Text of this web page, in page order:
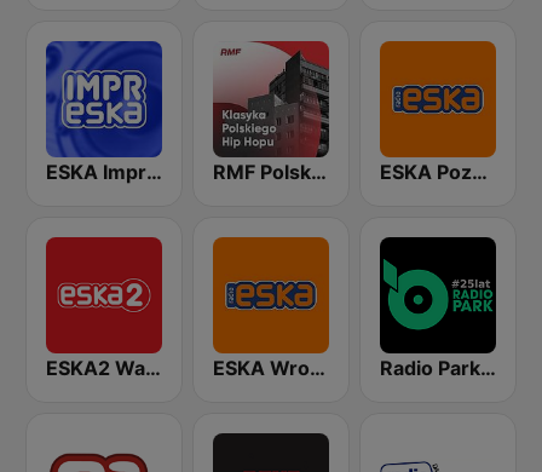
ESKA Impreska RMF Polski hip hop ESKA Poznań
ESKA2 Warszawa ESKA Wrocław Radio Park FM 93.9